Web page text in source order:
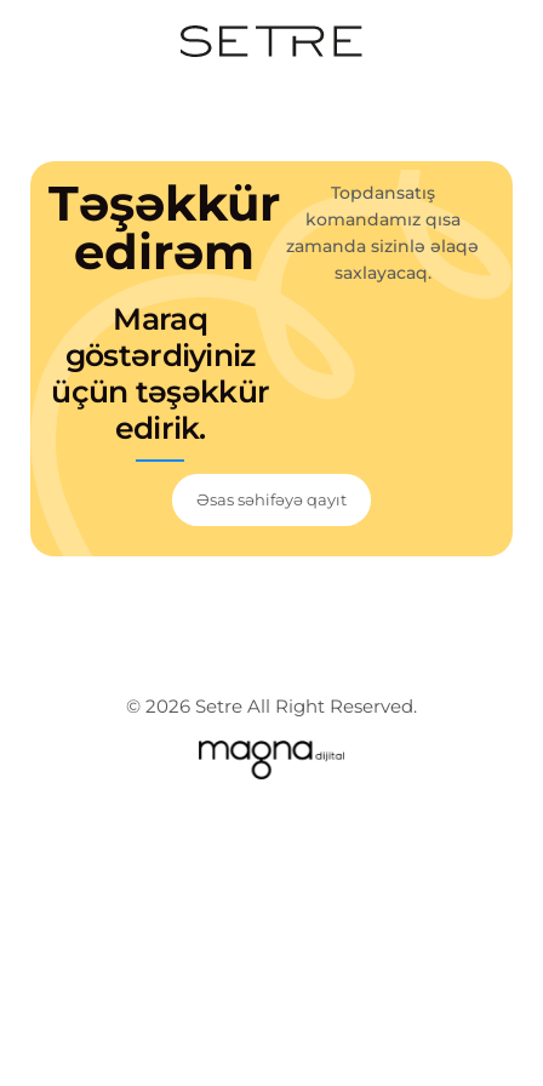
Təşəkkür
edirəm
Maraq
göstərdiyiniz
üçün təşəkkür
edirik.
Topdansatış
komandamız qısa
zamanda sizinlə əlaqə
saxlayacaq.
Əsas səhifəyə qayıt
© 2026 Setre All Right Reserved.